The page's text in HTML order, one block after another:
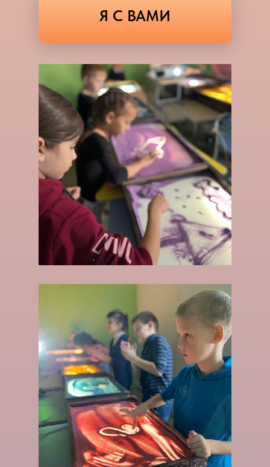
Я С ВАМИ